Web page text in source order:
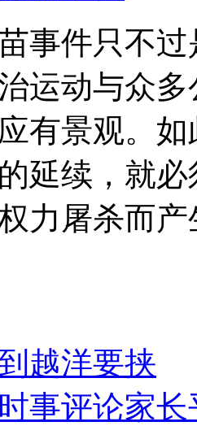
事件只不
运动与众
有景观。
延续，就
力屠杀而
越洋要挟
评论家长